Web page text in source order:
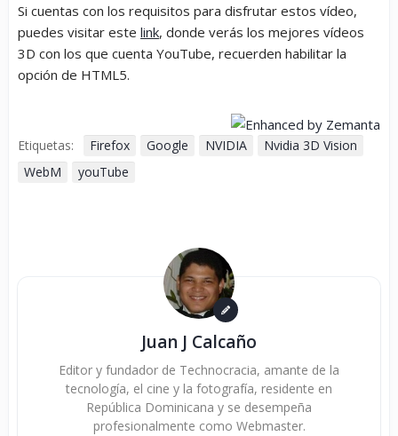
Si cuentas con los requisitos para disfrutar estos vídeo,
puedes visitar este link, donde verás los mejores vídeos
3D con los que cuenta YouTube, recuerden habilitar la
opción de HTML5.
Etiquetas: Firefox Google NVIDIA
Nvidia 3D Vision
WebM
youTube
Juan J Calcaño
Editor y fundador de Technocracia, amante de la
tecnología, el cine y la fotografía, residente en
República Dominicana y se desempeña
profesionalmente como Webmaster.